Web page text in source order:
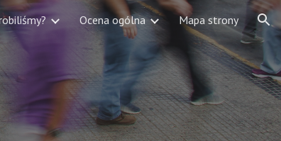
Ocena ogólna Mapa strony